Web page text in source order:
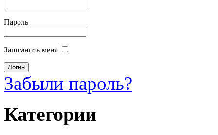
Пароль
Запомнить меня
Забыли пароль?
Категории